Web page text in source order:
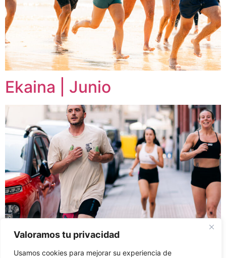
Valoramos tu privacidad
Usamos cookies para mejorar su experiencia de
Ekaina | Junio